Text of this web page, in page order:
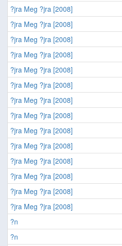
?jra Meg ?jra [2008]
?jra Meg ?jra [2008]
?jra Meg ?jra [2008]
?jra Meg ?jra [2008]
?jra Meg ?jra [2008]
?jra Meg ?jra [2008]
?jra Meg ?jra [2008]
?jra Meg ?jra [2008]
?jra Meg ?jra [2008]
?jra Meg ?jra [2008]
?jra Meg ?jra [2008]
?jra Meg ?jra [2008]
?jra Meg ?jra [2008]
?jra Meg ?jra [2008]
?n
?n